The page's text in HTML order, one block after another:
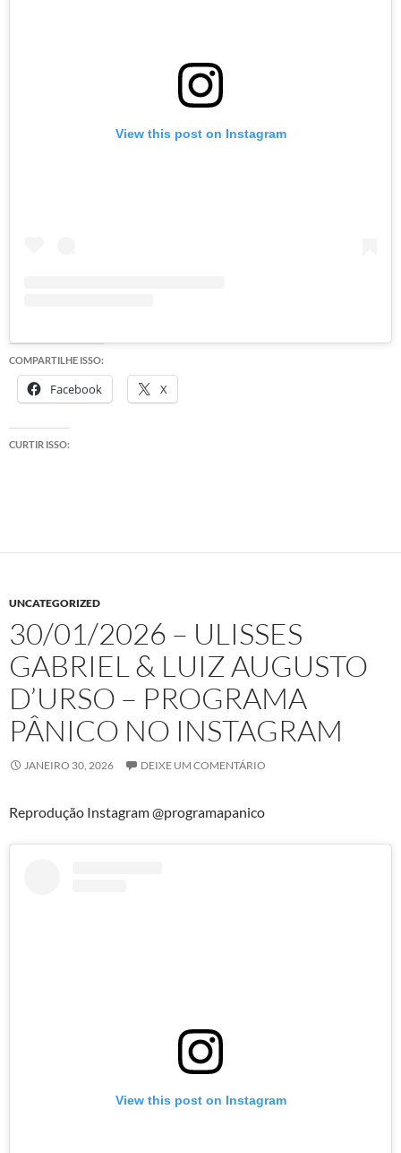
View this post on Instagram
COMPARTILHE ISSO:
Facebook X
CURTIR ISSO:
UNCATEGORIZED
30/01/2026 – ULISSES
GABRIEL & LUIZ AUGUSTO
D’URSO – PROGRAMA
PÂNICO NO INSTAGRAM
JANEIRO 30, 2026 DEIXE UM COMENTÁRIO
Reprodução Instagram @programapanico
View this post on Instagram